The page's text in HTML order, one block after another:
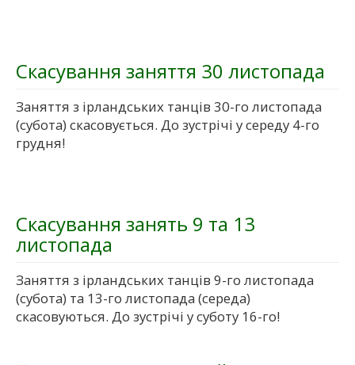
Скасування заняття 30 листопада
Заняття з ірландських танців 30-го листопада
(субота) скасовується. До зустрічі у середу 4-го
грудня!
Скасування занять 9 та 13
листопада
Заняття з ірландських танців 9-го листопада
(субота) та 13-го листопада (середа)
скасовуються. До зустрічі у суботу 16-го!